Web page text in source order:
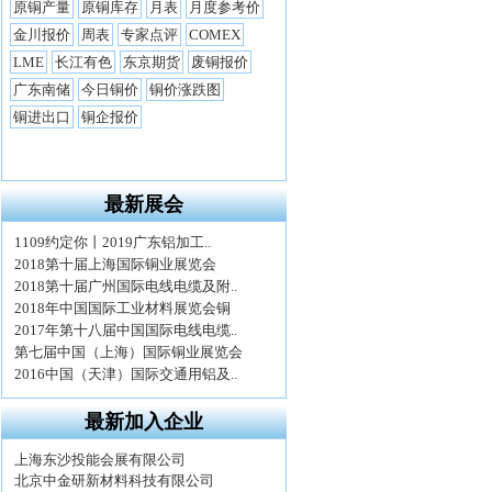
最新展会
最新加入企业